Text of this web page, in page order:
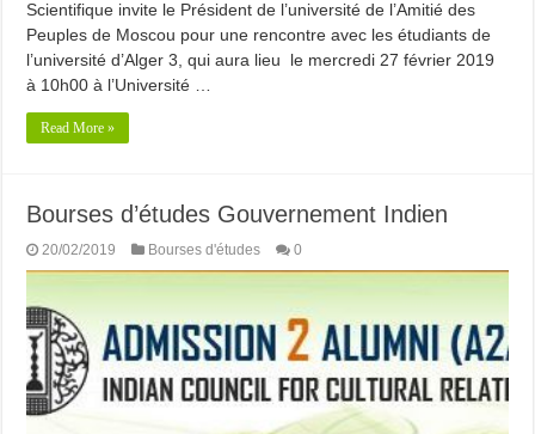
Scientifique invite le Président de l’université de l’Amitié des
Peuples de Moscou pour une rencontre avec les étudiants de
l’université d’Alger 3, qui aura lieu le mercredi 27 février 2019
à 10h00 à l’Université …
Read More »
Bourses d’études Gouvernement Indien
20/02/2019 Bourses d'études 0